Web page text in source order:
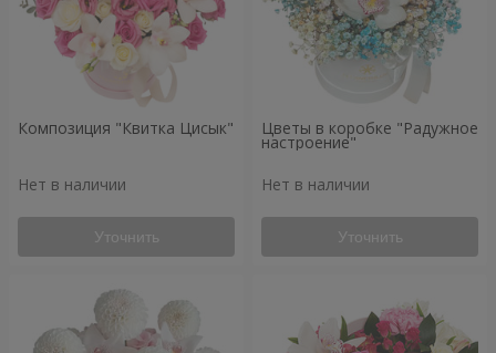
Композиция "Квитка Цисык"
Нет в наличии
Уточнить
Цветы в коробке "Радужное
настроение"
Нет в наличии
Уточнить